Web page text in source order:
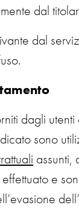
dal
dal
dagli
sono
assunti,
e